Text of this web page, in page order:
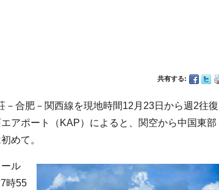
共有する:
合肥－関西線を現地時間12月23日から週2往復
アポート（KAP）によると、関空から中国東部
めて。
ル
時55